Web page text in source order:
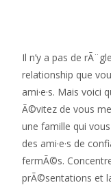
Il n’y a pas de
relationship que
ami·e·s. Mais voici
Ã©vitez de vous
une famille qui
des ami·e·s de
fermÃ©s.
prÃ©sentations et